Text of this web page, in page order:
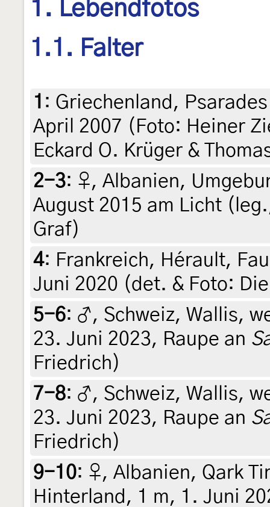
1. Lebendfotos
1.1. Falter
1 : Griechenland,
April 2007 (Foto: Heiner
Eckard O. Krüger &
2-3: ♀, Albanien,
August 2015 am Licht
Graf)
4: Frankreich, Hérault,
Juni 2020 (det. & Foto:
5-6: ♂, Schweiz, Wallis,
23. Juni 2023, Raupe an
Friedrich)
7-8: ♂, Schweiz, Wallis,
23. Juni 2023, Raupe an
Friedrich)
9-10: ♀, Albanien, Qark
Hinterland, 1 m, 1. Juni